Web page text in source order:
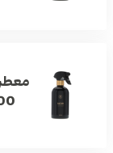
معطر